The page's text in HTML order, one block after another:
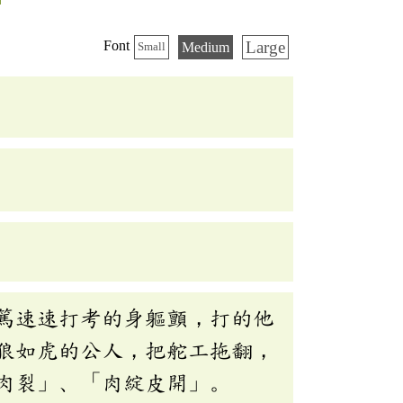
Font Small Medium Large
速速打考的身軀顫，打的他
虎的公人，把舵工拖翻，
」、「肉綻皮開」。